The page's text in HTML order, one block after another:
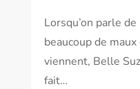
Lorsqu’on parle
beaucoup de
viennent, Belle
fait…